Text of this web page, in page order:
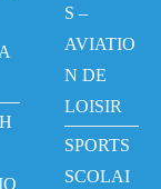
S –
AVIATIO
N DE
LOISIR
SPORTS
SCOLAI